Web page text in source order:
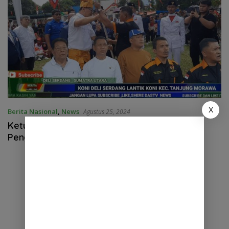
Berita Nasional, News Agustus 25, 2024
Ketua KONI dr. Asri Ludin Tambunan Lantik
Pengurus KONI Tanjung Morawa
X